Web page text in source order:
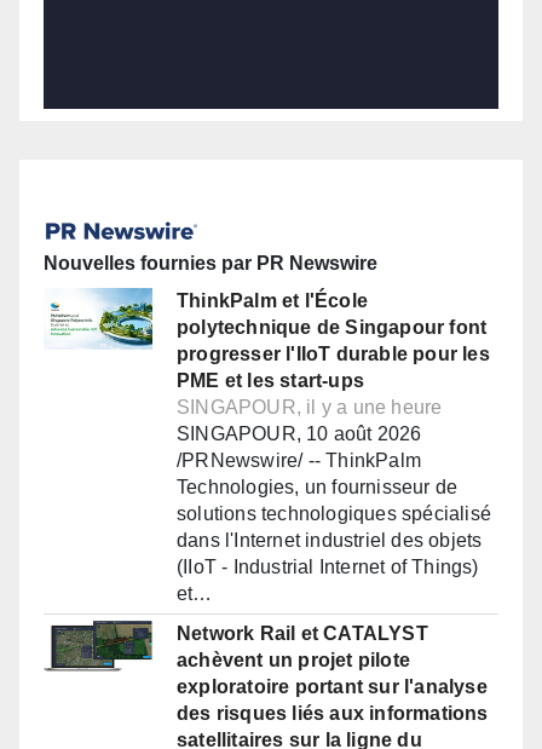
Nouvelles fournies par PR Newswire
ThinkPalm et l'École
polytechnique de Singapour font
progresser l'IIoT durable pour les
PME et les start-ups
SINGAPOUR, il y a une heure
SINGAPOUR, 10 août 2026
/PRNewswire/ -- ThinkPalm
Technologies, un fournisseur de
solutions technologiques spécialisé
dans l'Internet industriel des objets
(IIoT - Industrial Internet of Things)
et…
Network Rail et CATALYST
achèvent un projet pilote
exploratoire portant sur l'analyse
des risques liés aux informations
satellitaires sur la ligne du